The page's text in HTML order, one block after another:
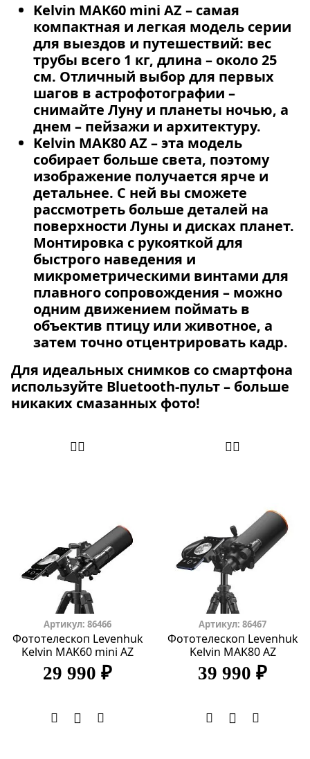
Kelvin MAK60 mini AZ– самая
компактная и легкая модель серии
для выездов и путешествий: вес
трубы всего 1 кг, длина – около 25
см. Отличный выбор для первых
шагов в астрофотографии –
снимайте Луну и планеты ночью, а
днем – пейзажи и архитектуру.
Kelvin MAK80 AZ– эта модель
собирает больше света, поэтому
изображение получается ярче и
детальнее. С ней вы сможете
рассмотреть больше деталей на
поверхности Луны и дисках планет.
Монтировка с рукояткой для
быстрого наведения и
микрометрическими винтами для
плавного сопровождения – можно
одним движением поймать в
объектив птицу или животное, а
затем точно отцентрировать кадр.
Для идеальных снимков со смартфона
используйте Bluetooth-пульт – больше
никаких смазанных фото!
Артикул: 86466
Фототелескоп Levenhuk
Kelvin MAK60 mini AZ
29 990 ₽
Артикул: 86467
Фототелескоп Levenhuk
Kelvin MAK80 AZ
39 990 ₽